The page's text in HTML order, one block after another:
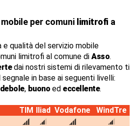
per comuni limitrofi a
qualità del servizio mobile
limitrofi al comune di Asso.
dai nostri sistemi di rilevamento ti
in base ai seguenti livelli:
debole, buono ed eccellente.
TIM Iliad Vodafone
WindTre